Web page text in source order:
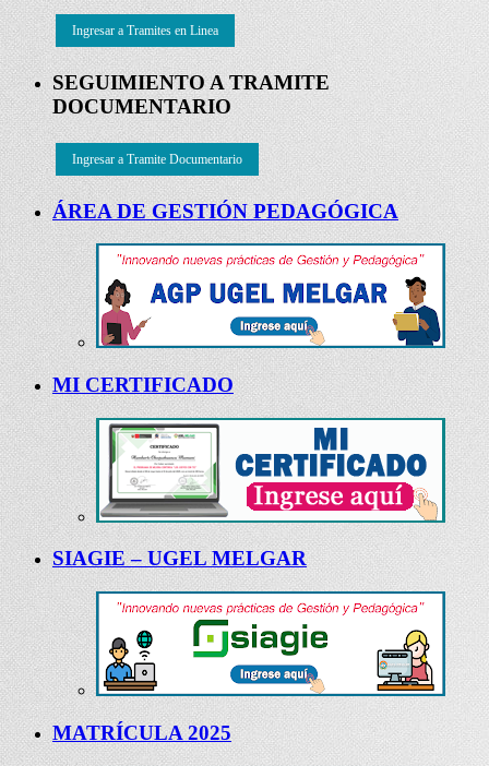
Ingresar a Tramites en Linea
SEGUIMIENTO A TRAMITE
DOCUMENTARIO
Ingresar a Tramite Documentario
ÁREA DE GESTIÓN PEDAGÓGICA
MI CERTIFICADO
SIAGIE – UGEL MELGAR
MATRÍCULA 2025